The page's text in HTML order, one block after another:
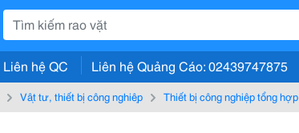
Liên hệ QC Liên hệ Quảng Cáo: 02439747875
Vật tư, thiết bị công nghiệp Thiết bị công nghiệp tổng hợp